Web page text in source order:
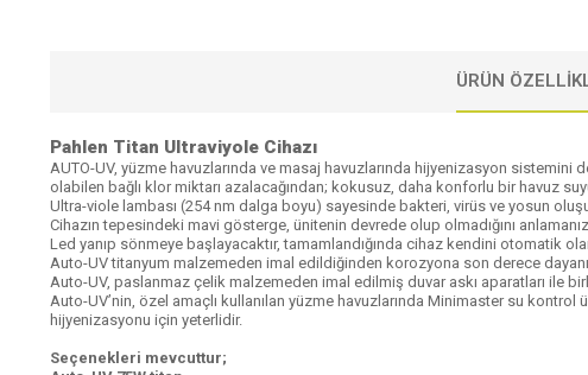
ÜRÜN
Pahlen Titan Ultraviyole Cihazı
AUTO-UV, yüzme havuzlarında ve masaj havuzlarında hijyenizasyon sistemini
olabilen bağlı klor miktarı azalacağından; kokusuz, daha konforlu bir havuz
Ultra-viole lambası (254 nm dalga boyu) sayesinde bakteri, virüs ve yosun
Cihazın tepesindeki mavi gösterge, ünitenin devrede olup olmadığını
Led yanıp sönmeye başlayacaktır, tamamlandığında cihaz kendini otomatik
Auto-UV titanyum malzemeden imal edildiğinden korozyona son derece
Auto-UV, paslanmaz çelik malzemeden imal edilmiş duvar askı aparatları ile
Auto-UV’nin, özel amaçlı kullanılan yüzme havuzlarında Minimaster su
hijyenizasyonu için yeterlidir.
Seçenekleri mevcuttur;